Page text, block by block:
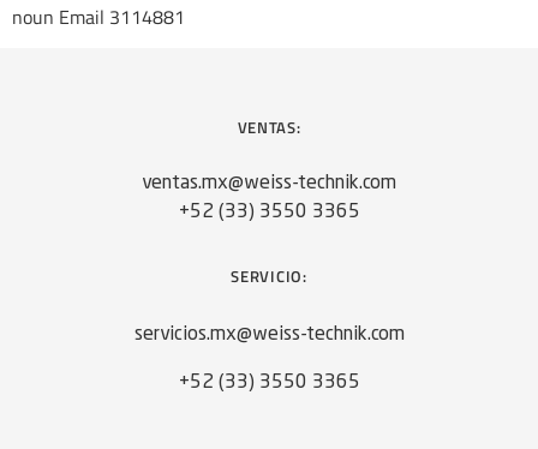
noun Email 3114881
VENTAS:
ventas.mx@weiss-technik.com
+52 (33) 3550 3365
SERVICIO:
servicios.mx@weiss-technik.com
+52 (33) 3550 3365